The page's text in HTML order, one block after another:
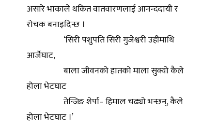
असारे भाकाले थकित वातवारणलाई आनन्ददायी र
रोचक बनाइदिन्छ ।
‘सिरी पशुपति सिरी गुजेश्वरी उहीमाथि
आर्जेघाट,
बाला जीवनको हातको माला सुक्यो कैले
होला भेटघाट
तेन्जिङ शेर्पा– हिमाल चढ्यो भन्छन्, कैले
होला भेटघाट ।’